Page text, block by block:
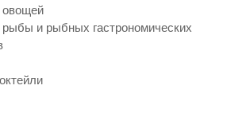
и рыбных гастрономических